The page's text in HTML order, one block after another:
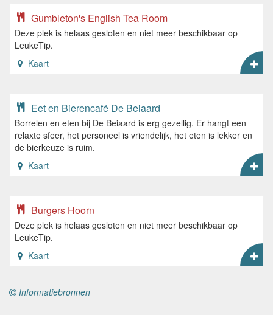
Gumbleton's English Tea Room
Deze plek is helaas gesloten en niet meer beschikbaar op
LeukeTip.
Kaart
Eet en Bierencafé De Beiaard
Borrelen en eten bij De Beiaard is erg gezellig. Er hangt een
relaxte sfeer, het personeel is vriendelijk, het eten is lekker en
de bierkeuze is ruim.
Kaart
Burgers Hoorn
Deze plek is helaas gesloten en niet meer beschikbaar op
LeukeTip.
Kaart
Informatiebronnen